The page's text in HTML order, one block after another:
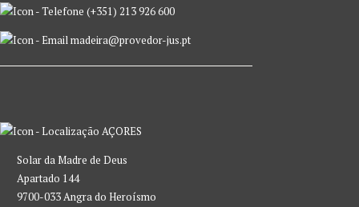
(+351) 213 926 600
madeira@provedor-jus.pt
AÇORES
Solar da Madre de Deus
Apartado 144
9700-033 Angra do Heroísmo